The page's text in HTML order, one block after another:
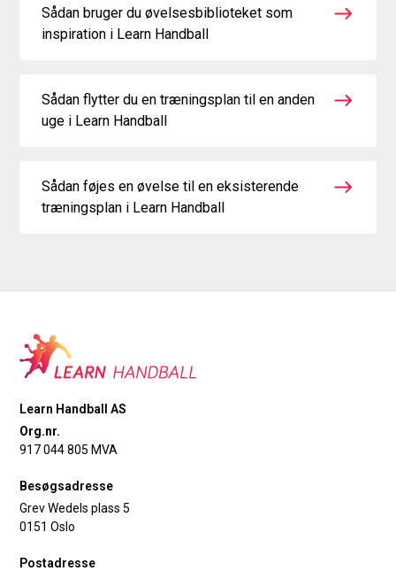
Sådan bruger du øvelsesbiblioteket som
inspiration i Learn Handball
Sådan flytter du en træningsplan til en anden
uge i Learn Handball
Sådan føjes en øvelse til en eksisterende
træningsplan i Learn Handball
Learn Handball AS
Org.nr.
917 044 805 MVA
Besøgsadresse
Grev Wedels plass 5
0151 Oslo
Postadresse